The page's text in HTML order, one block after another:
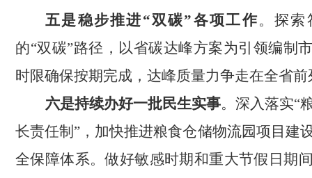
五是稳步推进“双碳”各项工作。探索
的“双碳”路径，以省碳达峰方案为引领编制
时限确保按期完成，达峰质量力争走在全省前
六是持续办好一批民生实事。深入落实“
长责任制”，加快推进粮食仓储物流园项目建
全保障体系。做好敏感时期和重大节假日期